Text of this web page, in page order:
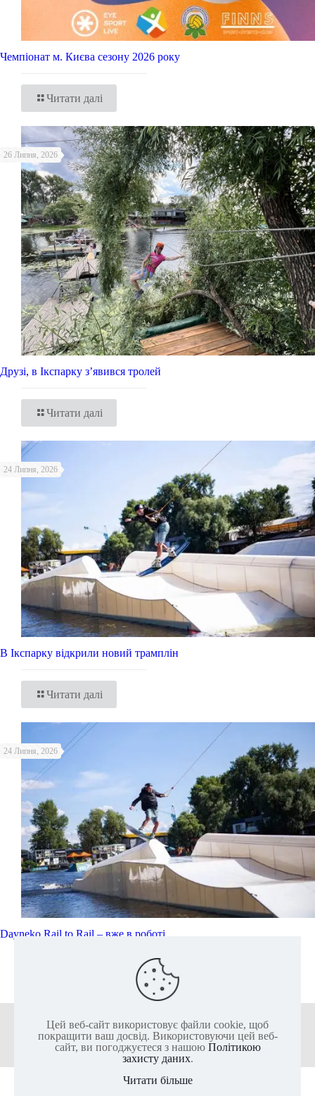
Чемпіонат м. Києва сезону 2026 року
Читати далі
26 Липня, 2026
Друзі, в Ікспарку з’явився тролей
Читати далі
24 Липня, 2026
В Ікспарку відкрили новий трамплін
Читати далі
24 Липня, 2026
Dayneko Rail to Rail – вже в роботі
+38 (050) 136-25-80 +38 (063) 136-25-85
Цей веб-сайт використовує файли cookie, щоб
покращити ваш досвід. Використовуючи цей веб-
сайт, ви погоджуєтеся з нашою Політикою
захисту даних.
Читати більше